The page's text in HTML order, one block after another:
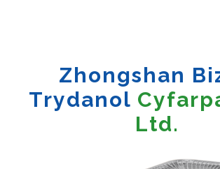
Zhongshan
Trydanol
Ltd.